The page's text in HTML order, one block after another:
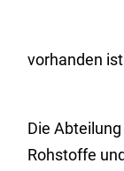
vorhanden
Die
Rohstoffe